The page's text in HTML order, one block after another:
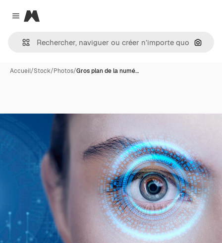
Close menu
Magnific
Accueil/Stock/Photos/Gros plan de la numé…